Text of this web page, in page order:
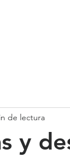
y
de lectura